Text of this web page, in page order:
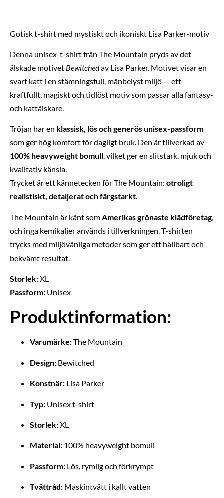
Gotisk t-shirt med mystiskt och ikoniskt Lisa Parker-motiv
Denna unisex-t-shirt från The Mountain pryds av det
älskade motivet Bewitchedav Lisa Parker. Motivet visar en
svart katt i en stämningsfull, månbelyst miljö — ett
kraftfullt, magiskt och tidlöst motiv som passar alla fantasy-
och kattälskare.
Tröjan har en klassisk, lös och generös unisex-passform
som ger hög komfort för dagligt bruk. Den är tillverkad av
100% heavyweight bomull, vilket ger en slitstark, mjuk och
kvalitativ känsla.
Trycket är ett kännetecken för The Mountain: otroligt
realistiskt, detaljerat och färgstarkt.
The Mountain är känt som Amerikas grönaste klädföretag,
och inga kemikalier används i tillverkningen. T-shirten
trycks med miljövänliga metoder som ger ett hållbart och
bekvämt resultat.
Storlek:XL
Passform: Unisex
Produktinformation:
Varumärke:The Mountain
Design: Bewitched
Konstnär: Lisa Parker
Typ: Unisex t-shirt
Storlek:XL
Material: 100% heavyweight bomull
Passform: Lös, rymlig och förkrympt
Tvättråd: Maskintvätt i kallt vatten